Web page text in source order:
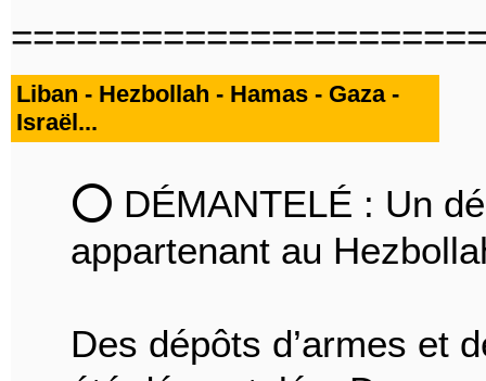
Liban - Hezbollah - Hamas - Gaza -
Israël...
⭕️ DÉMANTELÉ : Un
appartenant au
Des dépôts d’armes et